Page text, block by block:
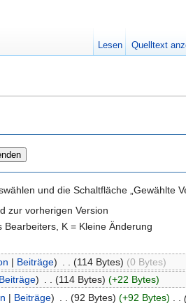
und die Schaltfläche „Gewählte
zur vorherigen Version
K = Kleine Änderung
| Beiträge) (114 Bytes) (0 Bytes)
Beiträge) . . (114 Bytes) (+22 Bytes)
| Beiträge) (92 Bytes) (+92 Bytes)
Lesen Quelltext